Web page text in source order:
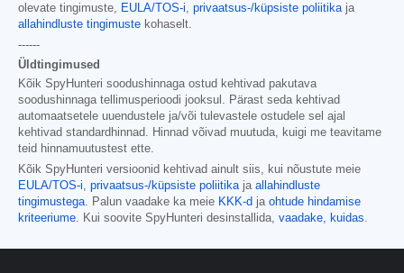
olevate tingimuste, EULA/TOS-i, privaatsus-/küpsiste poliitikaja
allahindluste tingimuste kohaselt.
------
Üldtingimused
Kõik SpyHunteri soodushinnaga ostud kehtivad pakutava
soodushinnaga tellimusperioodi jooksul. Pärast seda kehtivad
automaatsetele uuendustele ja/või tulevastele ostudele sel ajal
kehtivad standardhinnad. Hinnad võivad muutuda, kuigi me teavitame
teid hinnamuutustest ette.
Kõik SpyHunteri versioonid kehtivad ainult siis, kui nõustute meie
EULA/TOS-i, privaatsus-/küpsiste poliitikaja allahindluste
tingimustega. Palun vaadake ka meie KKK-d ja ohtude hindamise
kriteeriume. Kui soovite SpyHunteri desinstallida, vaadake, kuidas.